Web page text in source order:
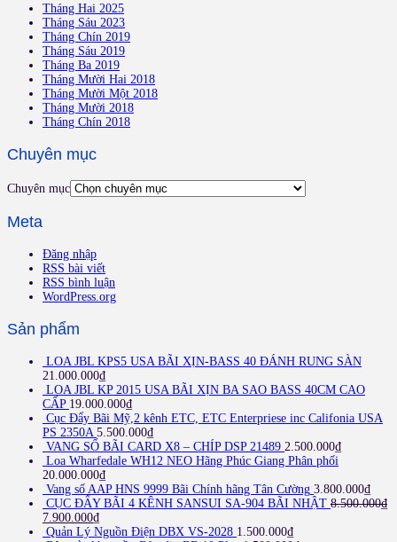
Tháng Hai 2025
Tháng Sáu 2023
Tháng Chín 2019
Tháng Sáu 2019
Tháng Ba 2019
Tháng Mười Hai 2018
Tháng Mười Một 2018
Tháng Mười 2018
Tháng Chín 2018
Chuyên mục
Chuyên mục
Meta
Đăng nhập
RSS bài viết
RSS bình luận
WordPress.org
Sản phẩm
LOA JBL KPS5 USA BÃI XỊN-BASS 40 ĐÁNH RUNG SÀN
21.000.000₫
LOA JBL KP 2015 USA BÃI XỊN BA SAO BASS 40CM CAO
CẤP 19.000.000₫
Cục Đẩy Bãi Mỹ,2 kênh ETC, ETC Enterpriese inc Califonia USA
PS 2350A 5.500.000₫
VANG SỐ BÃI CARD X8 – CHÍP DSP 21489 2.500.000₫
Loa Wharfedale WH12 NEO Hãng Phúc Giang Phân phối
20.000.000₫
Vang số AAP HNS 9999 Bãi Chính hãng Tân Cường 3.800.000₫
CỤC ĐẨY BÃI 4 KÊNH SANSUI SA-904 BÃI NHẬT 8.500.000₫
7.900.000₫
Quản Lý Nguồn Điện DBX VS-2028 1.500.000₫